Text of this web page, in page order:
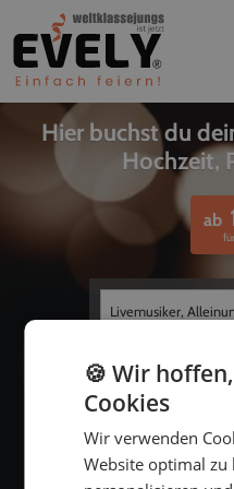
Hier buchst du
Hochzeit,
ab
🍪 Wir
Cookies
Wir verwenden
Website optimal zu